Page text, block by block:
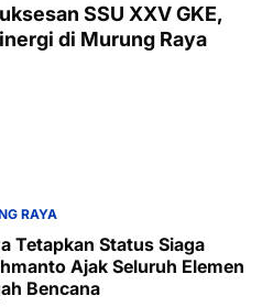
SSU XXV GKE,
di Murung Raya
RAYA
Tetapkan Status Siaga
Ajak Seluruh Elemen
Bencana